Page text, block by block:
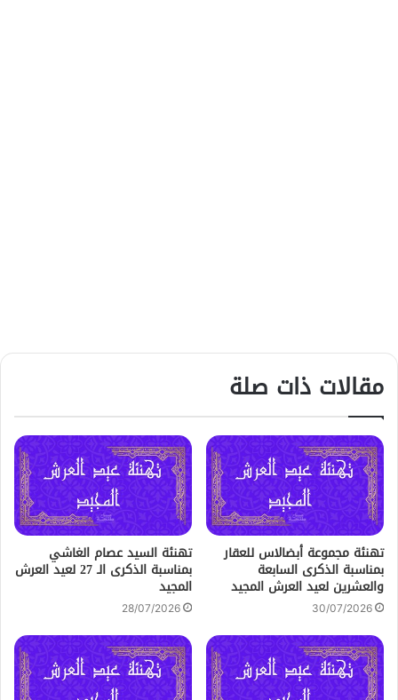
مقالات ذات صلة
تهنئة مجموعة أبضالاس للعقار
بمناسبة الذكرى السابعة
والعشرين لعيد العرش المجيد
30/07/2026
تهنئة السيد عصام الغاشي
بمناسبة الذكرى الـ 27 لعيد العرش
المجيد
28/07/2026